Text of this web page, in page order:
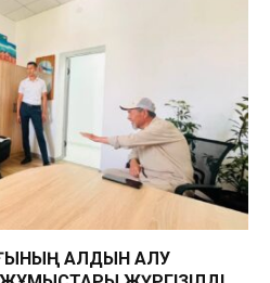
АЛДЫН АЛУ